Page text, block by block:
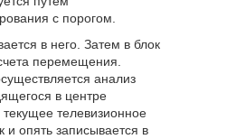
с порогом.
в него. Затем в блок
перемещения.
анализ
в центре
телевизионное
опять записывается в